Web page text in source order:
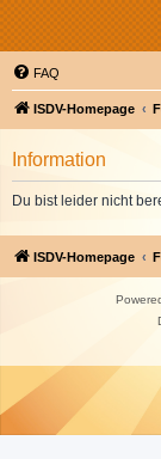
FAQ
ISDV-Homepage
Information
Du bist leider nicht
ISDV-Homepage